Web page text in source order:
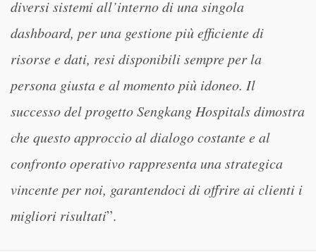
diversi sistemi all’interno di una singola
dashboard, per una gestione più efficiente di
risorse e dati, resi disponibili sempre per la
persona giusta e al momento più idoneo. Il
successo del progetto Sengkang Hospitals dimostra
che questo approccio al dialogo costante e al
confronto operativo rappresenta una strategica
vincente per noi, garantendoci di offrire ai clienti i
migliori risultati”.